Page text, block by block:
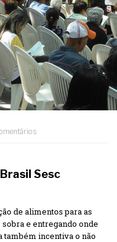
Sesc
de alimentos para as
e entregando onde
também incentiva o não